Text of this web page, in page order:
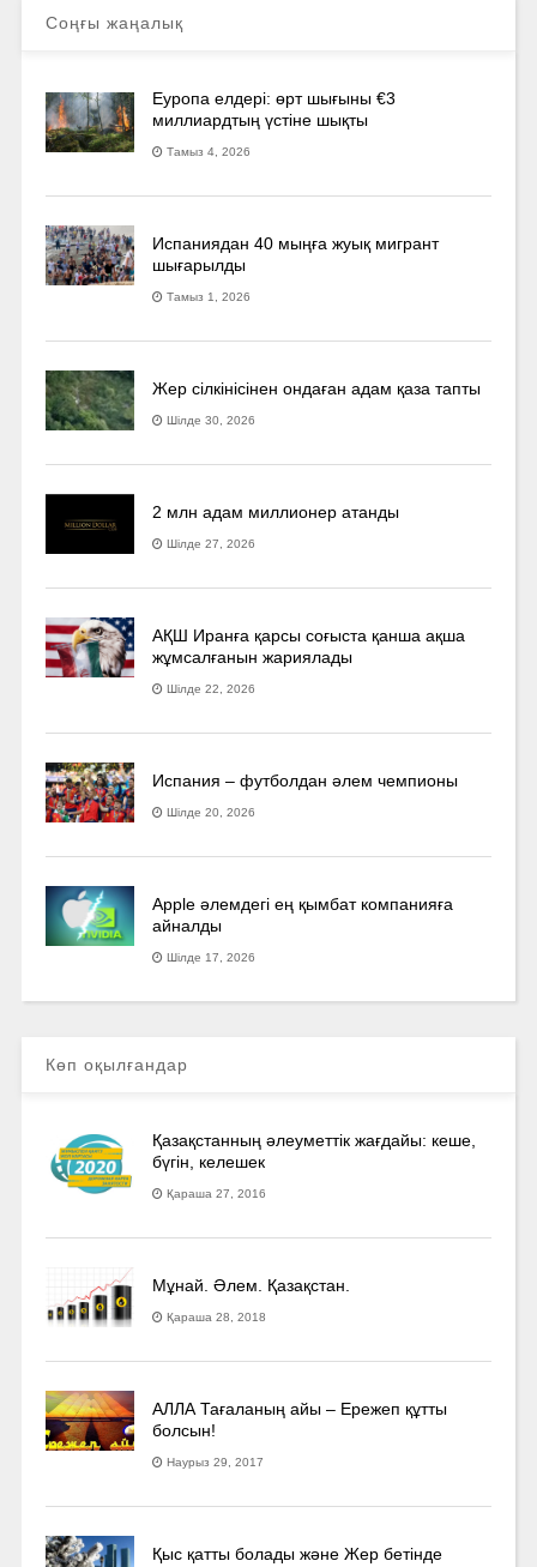
Соңғы жаңалық
Еуропа елдері: өрт шығыны €3
миллиардтың үстіне шықты
Тамыз 4, 2026
Испаниядан 40 мыңға жуық мигрант
шығарылды
Тамыз 1, 2026
Жер сілкінісінен ондаған адам қаза тапты
Шілде 30, 2026
2 млн адам миллионер атанды
Шілде 27, 2026
АҚШ Иранға қарсы соғыста қанша ақша
жұмсалғанын жариялады
Шілде 22, 2026
Испания – футболдан әлем чемпионы
Шілде 20, 2026
Apple әлемдегі ең қымбат компанияға
айналды
Шілде 17, 2026
Көп оқылғандар
Қазақстанның әлеуметтік жағдайы: кеше,
бүгін, келешек
Қараша 27, 2016
Мұнай. Әлем. Қазақстан.
Қараша 28, 2018
АЛЛА Тағаланың айы – Ережеп құтты
болсын!
Наурыз 29, 2017
Қыс қатты болады және Жер бетінде